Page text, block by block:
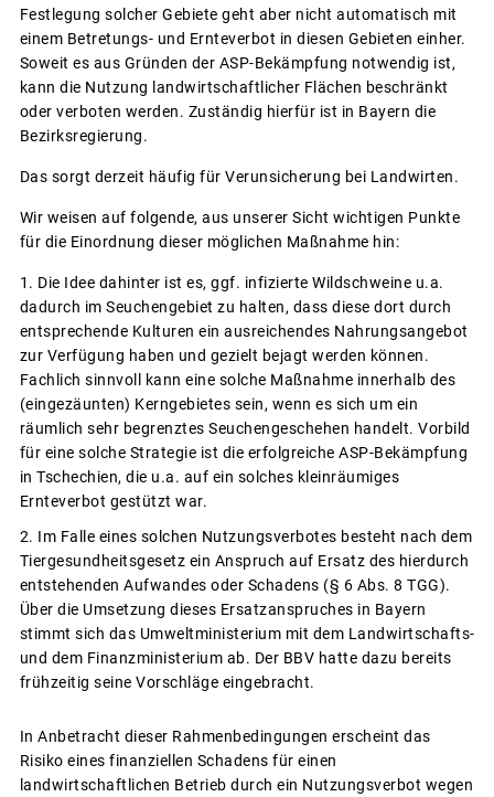
Festlegung solcher Gebiete geht aber nicht automatisch mit
einem Betretungs- und Ernteverbot in diesen Gebieten einher.
Soweit es aus Gründen der ASP-Bekämpfung notwendig ist,
kann die Nutzung landwirtschaftlicher Flächen beschränkt
oder verboten werden. Zuständig hierfür ist in Bayern die
Bezirksregierung.
Das sorgt derzeit häufig für Verunsicherung bei Landwirten.
Wir weisen auf folgende, aus unserer Sicht wichtigen Punkte
für die Einordnung dieser möglichen Maßnahme hin:
Die Idee dahinter ist es, ggf. infizierte Wildschweine u.a.
dadurch im Seuchengebiet zu halten, dass diese dort durch
entsprechende Kulturen ein ausreichendes Nahrungsangebot
zur Verfügung haben und gezielt bejagt werden können.
Fachlich sinnvoll kann eine solche Maßnahme innerhalb des
(eingezäunten) Kerngebietes sein, wenn es sich um ein
räumlich sehr begrenztes Seuchengeschehen handelt. Vorbild
für eine solche Strategie ist die erfolgreiche ASP-Bekämpfung
in Tschechien, die u.a. auf ein solches kleinräumiges
Ernteverbot gestützt war.
Im Falle eines solchen Nutzungsverbotes besteht nach dem
Tiergesundheitsgesetz ein Anspruch auf Ersatz des hierdurch
entstehenden Aufwandes oder Schadens (§ 6 Abs. 8 TGG).
Über die Umsetzung dieses Ersatzanspruches in Bayern
stimmt sich das Umweltministerium mit dem Landwirtschafts-
und dem Finanzministerium ab. Der BBV hatte dazu bereits
frühzeitig seine Vorschläge eingebracht.
In Anbetracht dieser Rahmenbedingungen erscheint das
Risiko eines finanziellen Schadens für einen
landwirtschaftlichen Betrieb durch ein Nutzungsverbot wegen